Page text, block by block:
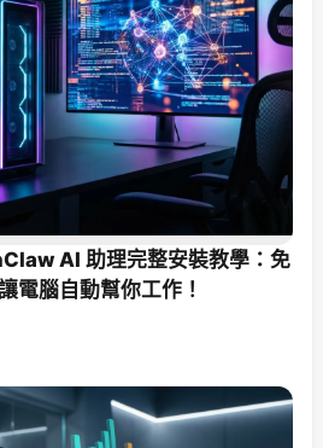
AI 助理完整安裝教學：免
電腦自動幫你工作！